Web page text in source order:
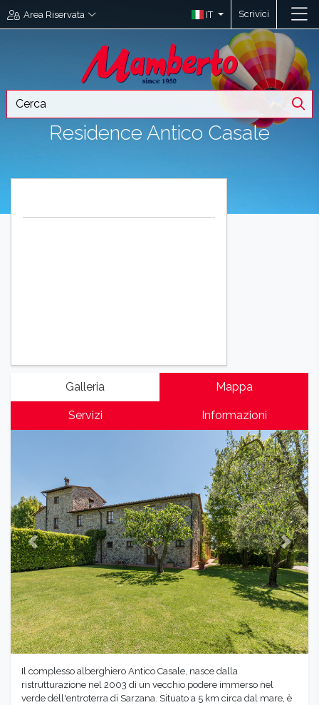
Area Riservata IT Scrivici
Residence Antico Casale
Galleria Mappa
Servizi Informazioni
Previous Next
Il complesso alberghiero Antico Casale, nasce dalla
ristrutturazione nel 2003 di un vecchio podere immerso nel
verde dell'entroterra di Sarzana. Situato a 5 km circa dal mare, è